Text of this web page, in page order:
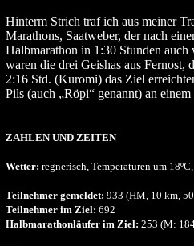
Hinterm Strich traf ich aus meiner
Marathons, Saatweber, der nach
Halbmarathon in 1:30 Stunden auch
waren die drei Geishas aus
2:16 Std. (Kuromi) das Ziel
Pils (auch „Röpi“ genannt) an
ZAHLEN UND ZEITEN
Wetter: regnerisch, Temperaturen um
Teilnehmer gemeldet: 933 (HM, 10 km,
Teilnehmer im Ziel: 692
Halbmarathonläufer im Ziel: 253 (M: